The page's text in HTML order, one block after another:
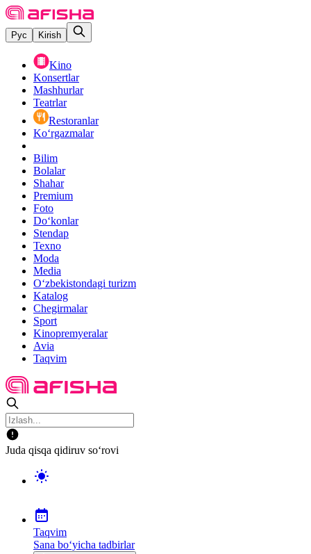
Рус Kirish
Kino
Konsertlar
Mashhurlar
Teatrlar
Restoranlar
Ko‘rgazmalar
Bilim
Bolalar
Shahar
Premium
Foto
Do‘konlar
Stendap
Texno
Moda
Media
O‘zbekistondagi turizm
Katalog
Chegirmalar
Sport
Kinopremyeralar
Avia
Taqvim
Juda qisqa qidiruv so‘rovi
Taqvim
Sana bo‘yicha tadbirlar